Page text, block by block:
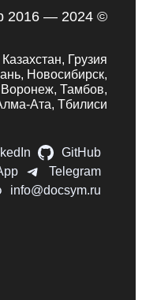
2016 — 2024 ©
Грузия
Новосибирск,
Воронеж, Тамбов,
Ата, Тбилиси
GitHub
Telegram
info@docsym.ru